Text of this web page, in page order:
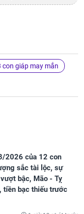
con giáp may mắn
2026 của 12 con
sắc tài lộc, sự
bậc, Mão - Tỵ
tiền bạc thiếu trước